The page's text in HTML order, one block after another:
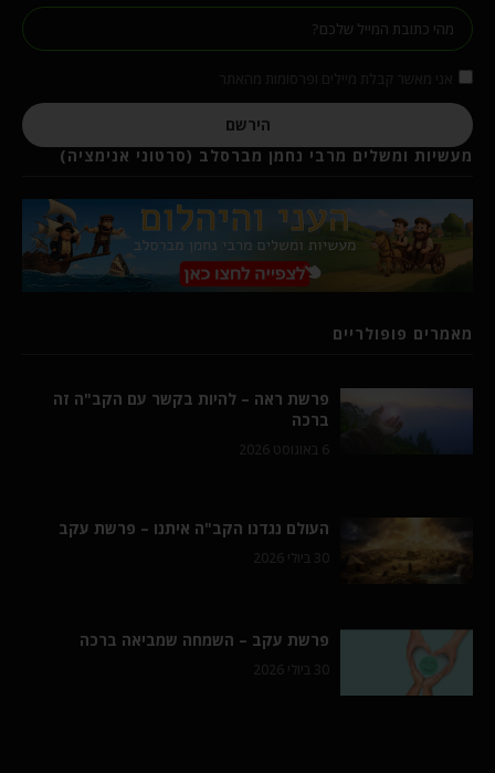
הירשם
מעשיות ומשלים מרבי נחמן מברסלב (סרטוני אנימציה)
מאמרים פופולריים
פרשת ראה – להיות בקשר עם הקב"ה זה
ברכה
6 באוגוסט 2026
העולם נגדנו הקב"ה איתנו – פרשת עקב
30 ביולי 2026
פרשת עקב – השמחה שמביאה ברכה
30 ביולי 2026